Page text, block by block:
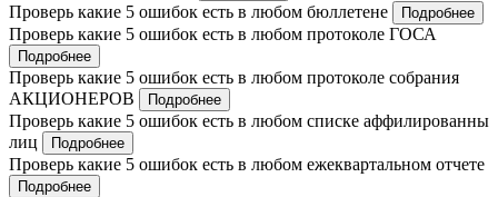
Проверь какие 5 ошибок есть в любом бюллетене Подробнее
Проверь какие 5 ошибок есть в любом протоколе ГОСА
Подробнее
Проверь какие 5 ошибок есть в любом протоколе собрания
АКЦИОНЕРОВ
Подробнее
Проверь какие 5 ошибок есть в любом списке аффилированны
лиц
Подробнее
Проверь какие 5 ошибок есть в любом ежеквартальном отчете
Подробнее